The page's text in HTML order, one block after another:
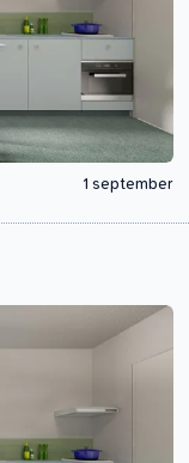
1 september